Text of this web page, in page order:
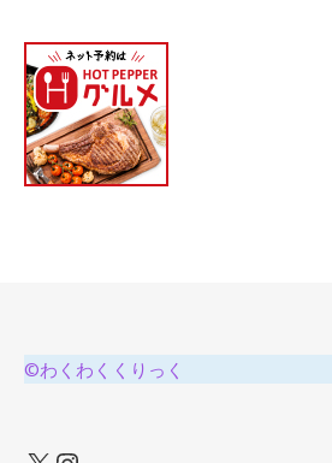
©わくわくくりっく